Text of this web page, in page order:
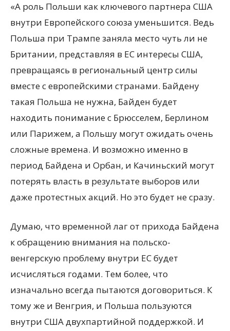
«А роль Польши как ключевого партнера США
внутри Европейского союза уменьшится. Ведь
Польша при Трампе заняла место чуть ли не
Британии, представляя в ЕС интересы США,
превращаясь в региональный центр силы
вместе с европейскими странами. Байдену
такая Польша не нужна, Байден будет
находить понимание с Брюсселем, Берлином
или Парижем, а Польшу могут ожидать очень
сложные времена. И возможно именно в
период Байдена и Орбан, и Качиньский могут
потерять власть в результате выборов или
даже протестных акций. Но это будет не сразу.
Думаю, что временной лаг от прихода Байдена
к обращению внимания на польско-
венгерскую проблему внутри ЕС будет
исчисляться годами. Тем более, что
изначально всегда пытаются договориться. К
тому же и Венгрия, и Польша пользуются
внутри США двухпартийной поддержкой. И